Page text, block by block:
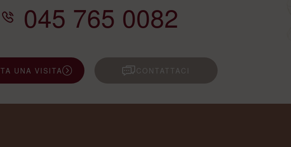
045 765 0082
UNA VISITA CONTATTACI